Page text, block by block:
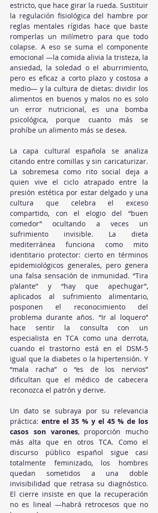
estricto, que hace girar la rueda. Sustituir
la regulación fisiológica del hambre por
reglas mentales rígidas hace que baste
romperlas un milímetro para que todo
colapse. A eso se suma el componente
emocional —la comida alivia la tristeza, la
ansiedad, la soledad o el aburrimiento,
pero es eficaz a corto plazo y costosa a
medio— y la cultura de dietas: dividir los
alimentos en buenos y malos no es solo
un error nutricional, es una bomba
psicológica, porque cuanto más se
prohíbe un alimento más se desea.
La capa cultural española se analiza
citando entre comillas y sin caricaturizar.
La sobremesa como rito social deja a
quien vive el ciclo atrapado entre la
presión estética por estar delgado y una
cultura que celebra el exceso
compartido, con el elogio del “buen
comedor” ocultando a veces un
sufrimiento invisible. La dieta
mediterránea funciona como mito
identitario protector: cierto en términos
epidemiológicos generales, pero genera
una falsa sensación de inmunidad. “Tira
p’alante” y “hay que apechugar”,
aplicados al sufrimiento alimentario,
posponen el reconocimiento del
problema durante años. “Ir al loquero”
hace sentir la consulta con un
especialista en TCA como una derrota,
cuando el trastorno está en el DSM-5
igual que la diabetes o la hipertensión. Y
“mala racha” o “es de los nervios”
dificultan que el médico de cabecera
reconozca el patrón y derive.
Un dato se subraya por su relevancia
práctica: entre el 35 % y el 45 % de los
casos son varones, proporción mucho
más alta que en otros TCA. Como el
discurso público español sigue casi
totalmente feminizado, los hombres
quedan sometidos a una doble
invisibilidad que retrasa su diagnóstico.
El cierre insiste en que la recuperación
no es lineal —habrá retrocesos que no